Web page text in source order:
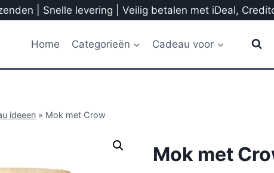
| Snelle levering | Veilig betalen met iDeal,
Home Categorieën Cadeau voor
ideeen » Mok met Crow
Mok met